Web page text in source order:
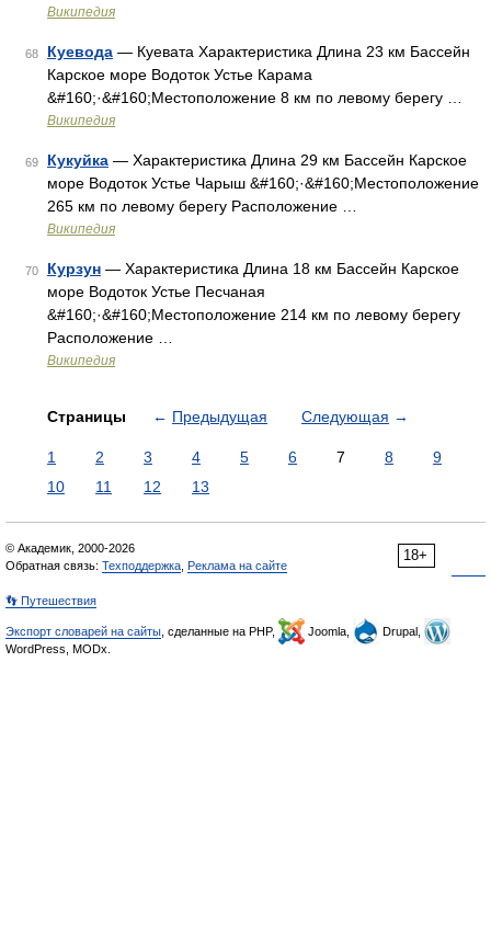
Википедия
68 Куевода — Куевата Характеристика Длина 23 км Бассейн
Карское море Водоток Устье Карама
&#160;·&#160;Местоположение 8 км по левому берегу …
Википедия
69 Кукуйка — Характеристика Длина 29 км Бассейн Карское
море Водоток Устье Чарыш &#160;·&#160;Местоположение
265 км по левому берегу Расположение …
Википедия
70 Курзун — Характеристика Длина 18 км Бассейн Карское
море Водоток Устье Песчаная
&#160;·&#160;Местоположение 214 км по левому берегу
Расположение …
Википедия
Страницы ← Предыдущая Следующая →
1 2 3 4 5 6 7 8
9
10
11 12 13
18+
© Академик, 2000-2026
Обратная связь: Техподдержка Реклама на сайте
👣 Путешествия
Экспорт словарей на сайты , сделанные на PHP, Joomla,
Drupal,
WordPress, MODx.